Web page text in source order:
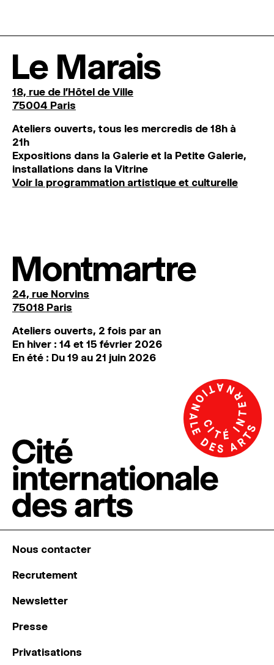
Le Marais
18, rue de l'Hôtel de Ville
75004 Paris
Ateliers ouverts, tous les mercredis de 18h à
21h
Expositions dans la Galerie et la Petite Galerie,
installations dans la Vitrine
Voir la programmation artistique et culturelle
Montmartre
24, rue Norvins
75018 Paris
Ateliers ouverts, 2 fois par an
En hiver : 14 et 15 février 2026
En été : Du 19 au 21 juin 2026
Nous contacter
Recrutement
Newsletter
Presse
Privatisations